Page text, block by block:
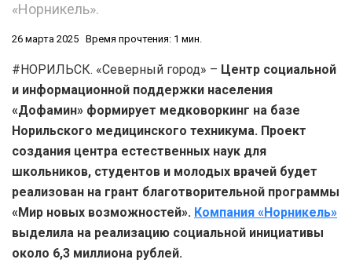
«Норникель».
26 марта 2025 Время прочтения: 1 мин.
#НОРИЛЬСК. «Северный город» – Центр социальной
и информационной поддержки населения
«Дофамин» формирует медковоркинг на базе
Норильского медицинского техникума. Проект
создания центра естественных наук для
школьников, студентов и молодых врачей будет
реализован на грант благотворительной программы
«Мир новых возможностей». Компания «Норникель»
выделила на реализацию социальной инициативы
около 6,3 миллиона рублей.